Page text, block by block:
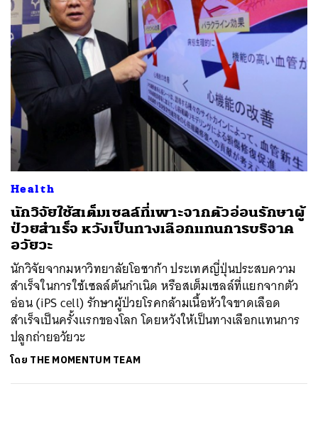
Health
นักวิจัยใช้สเต็มเซลล์ที่เพาะจากตัวอ่อนรักษาผู้
ป่วยสำเร็จ หวังเป็นทางเลือกแทนการบริจาค
อวัยวะ
นักวิจัยจากมหาวิทยาลัยโอซาก้า ประเทศญี่ปุ่นประสบความ
สำเร็จในการใช้เซลล์ต้นกำเนิด หรือสเต็มเซลล์ที่แยกจากตัว
อ่อน (iPS cell) รักษาผู้ป่วยโรคกล้ามเนื้อหัวใจขาดเลือด
สำเร็จเป็นครั้งแรกของโลก โดยหวังให้เป็นทางเลือกแทนการ
ปลูกถ่ายอวัยวะ
โดย THE MOMENTUM TEAM